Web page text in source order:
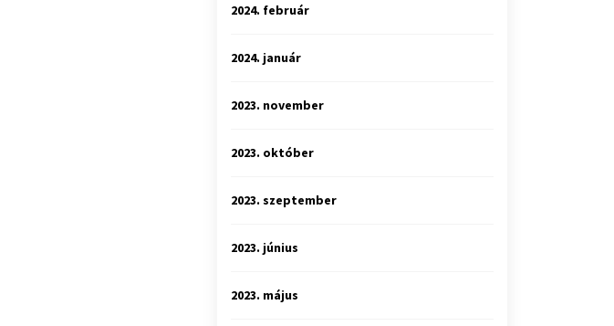
2024. február
2024. január
2023. november
2023. október
2023. szeptember
2023. június
2023. május